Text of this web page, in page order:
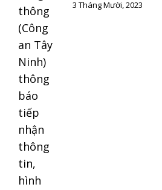
3 Tháng Mười, 2023